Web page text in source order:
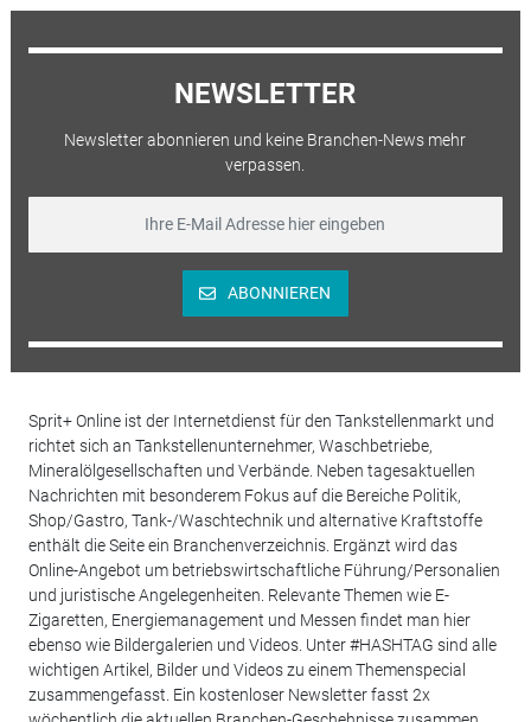
NEWSLETTER
Newsletter abonnieren und keine Branchen-News mehr
verpassen.
ABONNIEREN
Sprit+ Online ist der Internetdienst für den Tankstellenmarkt und
richtet sich an Tankstellenunternehmer, Waschbetriebe,
Mineralölgesellschaften und Verbände. Neben tagesaktuellen
Nachrichten mit besonderem Fokus auf die Bereiche Politik,
Shop/Gastro, Tank-/Waschtechnik und alternative Kraftstoffe
enthält die Seite ein Branchenverzeichnis. Ergänzt wird das
Online-Angebot um betriebswirtschaftliche Führung/Personalien
und juristische Angelegenheiten. Relevante Themen wie E-
Zigaretten, Energiemanagement und Messen findet man hier
ebenso wie Bildergalerien und Videos. Unter #HASHTAG sind alle
wichtigen Artikel, Bilder und Videos zu einem Themenspecial
zusammengefasst. Ein kostenloser Newsletter fasst 2x